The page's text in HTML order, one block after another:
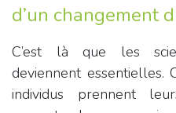
d’un changement
C’est là que les
deviennent essentielles.
individus prennent